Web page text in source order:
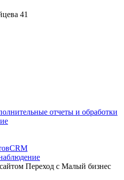
41
отчеты и обработки
CRM
Переход с Малый бизнес